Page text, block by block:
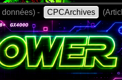
données) - CPCArchives